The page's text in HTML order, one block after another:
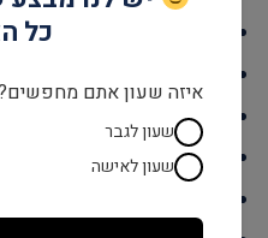
קוטר: 41 מ"מ
מנגנון: קוורץ
כל
איזה שעון אתם
שעון לגבר
שעון לאישה